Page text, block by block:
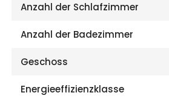
Anzahl der Schlafzimmer
Anzahl der Badezimmer
Geschoss
Energieeffizienzklasse